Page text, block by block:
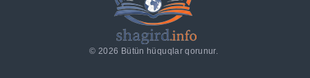
©2026 Bütün hüquqlar qorunur.